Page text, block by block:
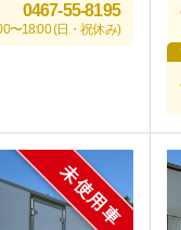
0467-55-8195
〜18:00 (日・祝休み)
未使用車